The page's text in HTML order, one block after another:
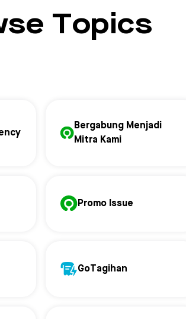
Topics
Bergabung Menjadi
Mitra Kami
Promo Issue
GoTagihan